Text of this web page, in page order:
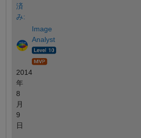
済
み:
Image
Analyst
2014
年
8
月
9
日